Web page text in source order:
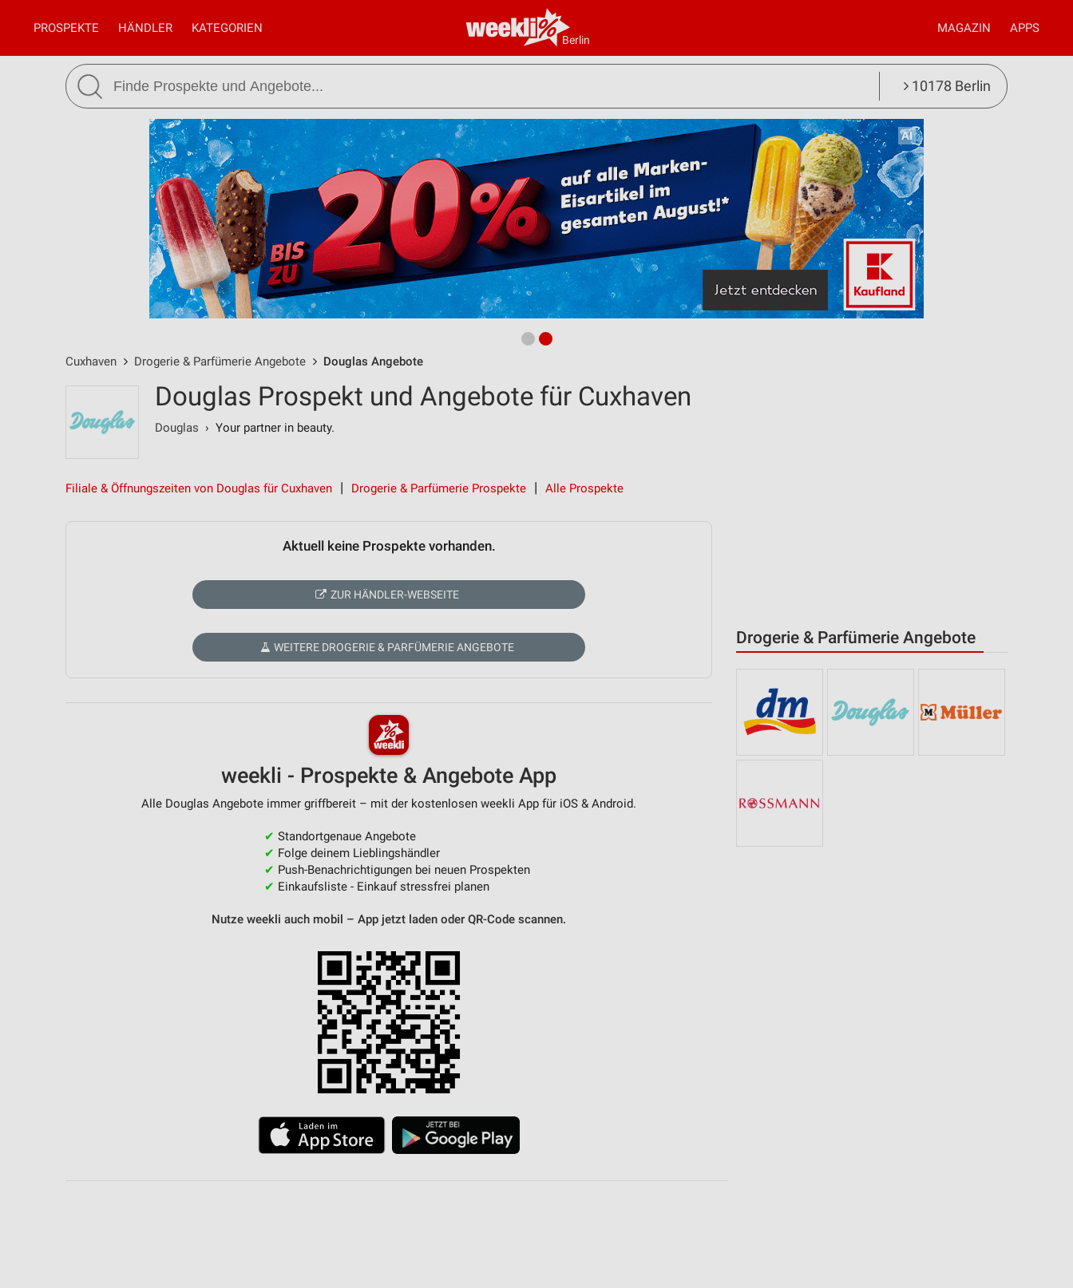
Berlin
PROSPEKTE HÄNDLER KATEGORIEN MAGAZIN APPS
10178 Berlin
Cuxhaven Drogerie & Parfümerie Angebote Douglas Angebote
Drogerie & Parfümerie Angebote
Douglas Prospekt und Angebote für Cuxhaven
Douglas › Your partner in beauty.
Filiale & Öffnungszeiten von Douglas für Cuxhaven Drogerie & Parfümerie Prospekte Alle Prospekte
Aktuell keine Prospekte vorhanden.
ZUR HÄNDLER-WEBSEITE
WEITERE DROGERIE & PARFÜMERIE ANGEBOTE
weekli - Prospekte & Angebote App
Alle Douglas Angebote immer griffbereit – mit der kostenlosen weekli App für iOS & Android.
✔ Standortgenaue Angebote
✔ Folge deinem Lieblingshändler
✔ Push-Benachrichtigungen bei neuen Prospekten
✔ Einkaufsliste - Einkauf stressfrei planen
Nutze weekli auch mobil – App jetzt laden oder QR-Code scannen.